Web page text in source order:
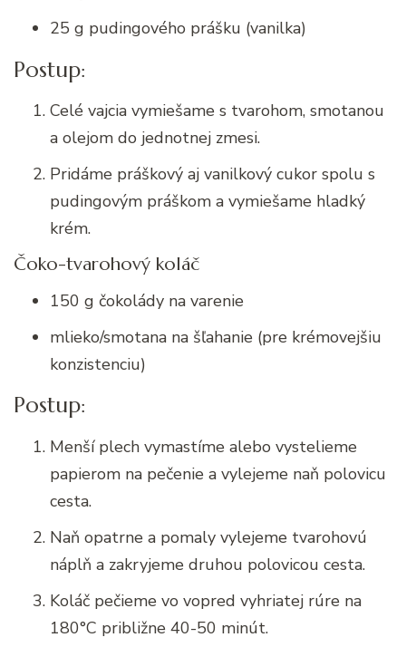
25 g pudingového prášku (vanilka)
Postup:
Celé vajcia vymiešame s tvarohom, smotanou
a olejom do jednotnej zmesi.
Pridáme práškový aj vanilkový cukor spolu s
pudingovým práškom a vymiešame hladký
krém.
Čoko-tvarohový koláč
150 g čokolády na varenie
mlieko/smotana na šľahanie (pre krémovejšiu
konzistenciu)
Postup:
Menší plech vymastíme alebo vystelieme
papierom na pečenie a vylejeme naň polovicu
cesta.
Naň opatrne a pomaly vylejeme tvarohovú
náplň a zakryjeme druhou polovicou cesta.
Koláč pečieme vo vopred vyhriatej rúre na
180°C približne 40-50 minút.